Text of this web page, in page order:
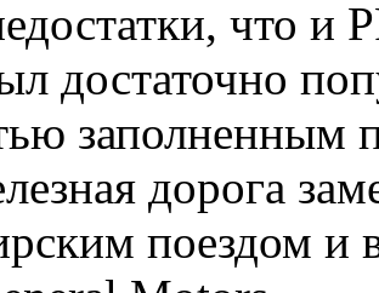
что и
достаточно
заполненным
дорога
поездом и